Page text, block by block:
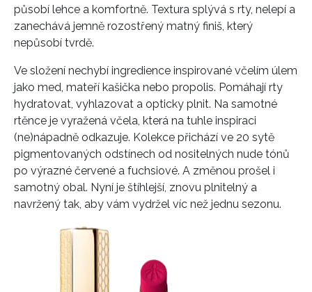
působí lehce a komfortně. Textura splývá s rty, nelepí a
zanechává jemně rozostřený matný finiš, který
nepůsobí tvrdě.
Ve složení nechybí ingredience inspirované včelím úlem
jako med, mateří kašička nebo propolis. Pomáhají rty
hydratovat, vyhlazovat a opticky plnit. Na samotné
rtěnce je vyražená včela, která na tuhle inspiraci
(ne)nápadně odkazuje. Kolekce přichází ve 20 sytě
pigmentovaných odstínech od nositelných nude tónů
po výrazné červené a fuchsiové. A změnou prošel i
samotný obal. Nyní je štíhlejší, znovu plnitelný a
navržený tak, aby vám vydržel víc než jednu sezonu.